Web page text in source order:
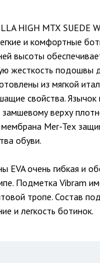
HIGH MTX SUEDE
и комфортные
высоты
жесткость подошвы
из мягкой
свойства.
верху
Mer-Tex
обуви.
очень гибкая и
Подметка Vibram
тропе. Состав
и легкость ботинок.